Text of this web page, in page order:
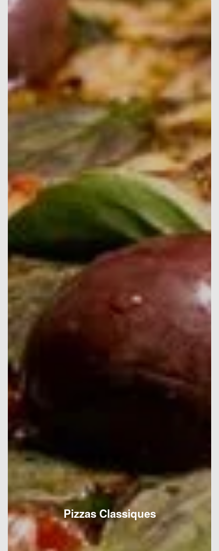
Pizzas Classiques